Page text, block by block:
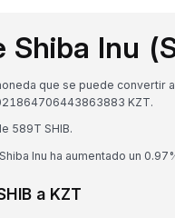
Shiba Inu
que se puede convertir
KZT.
589T SHIB.
Inu ha aumentado un
a KZT